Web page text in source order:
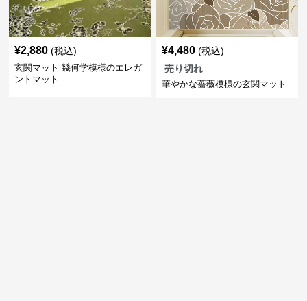
¥2,880 (税込)
玄関マット 幾何学模様のエレガ
ントマット
¥4,480 (税込)
売り切れ
華やかな薔薇模様の玄関マット